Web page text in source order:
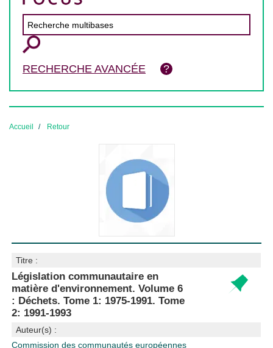
RECHERCHE AVANCÉE
Accueil Retour
Titre :
Législation communautaire en
matière d'environnement. Volume 6
: Déchets. Tome 1: 1975-1991. Tome
2: 1991-1993
Auteur(s) :
Commission des communautés européennes